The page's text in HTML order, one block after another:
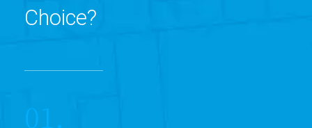
Choice?
01.